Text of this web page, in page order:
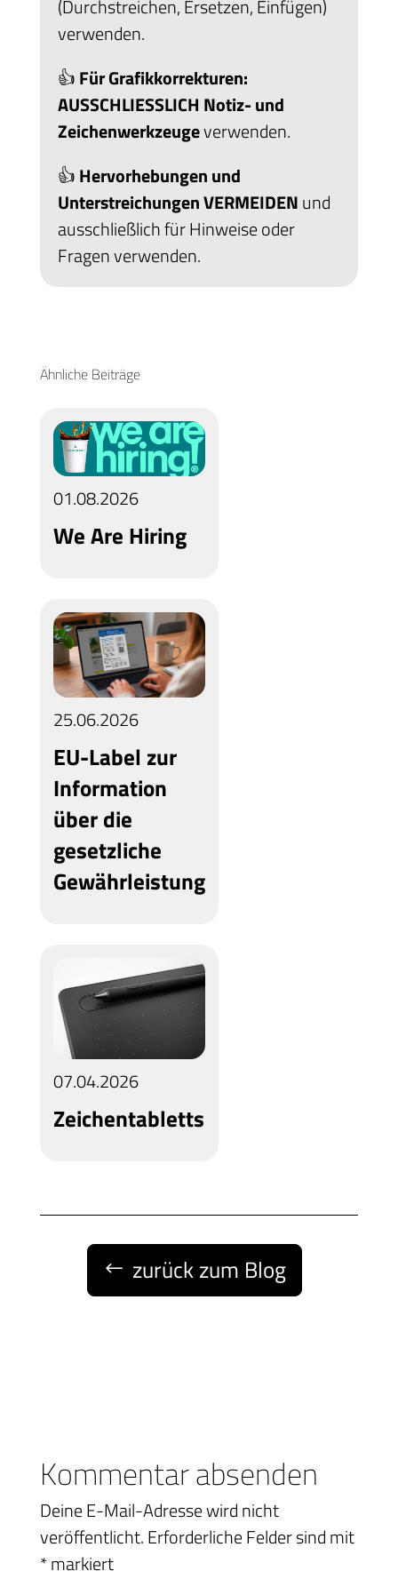
(Durchstreichen, Ersetzen, Einfügen)
verwenden.
👍Für Grafikkorrekturen:
AUSSCHLIESSLICH Notiz- und
Zeichenwerkzeugeverwenden.
👍Hervorhebungen und
Unterstreichungen VERMEIDENund
ausschließlich für Hinweise oder
Fragen verwenden.
Ähnliche Beiträge
We Are Hiring
01.08.2026
EU-Label zur
Information
über die
gesetzliche
Gewährleistung
25.06.2026
Zeichentabletts
07.04.2026
zurück zum Blog
Kommentar absenden
Deine E-Mail-Adresse wird nicht
veröffentlicht.Erforderliche Felder sind mit
*markiert